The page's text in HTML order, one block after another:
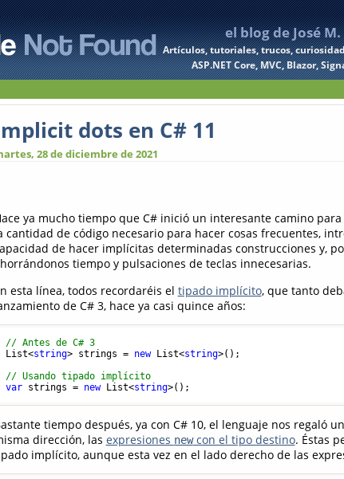
el blog de José
Artículos, tutoriales, trucos,
ASP.NET Core, MVC, Blazor,
dots en C# 11
28 de diciembre de 2021
ya mucho tiempo que C# inició un interesante camino
cantidad de código necesario para hacer cosas frecuentes,
de hacer implícitas determinadas construcciones y,
tiempo y pulsaciones de teclas innecesarias.
esta línea, todos recordaréis el tipado implícito, que tanto
de C# 3, hace ya casi quince años:
// Antes de C# 3
List<string> strings = new List<string>();
// Usando tipado implícito
var strings = new List<string
tiempo después, ya con C# 10, el lenguaje nos regaló
dirección, las expresiones newcon el tipo destino. Éstas
implícito, aunque esta vez en el lado derecho de las